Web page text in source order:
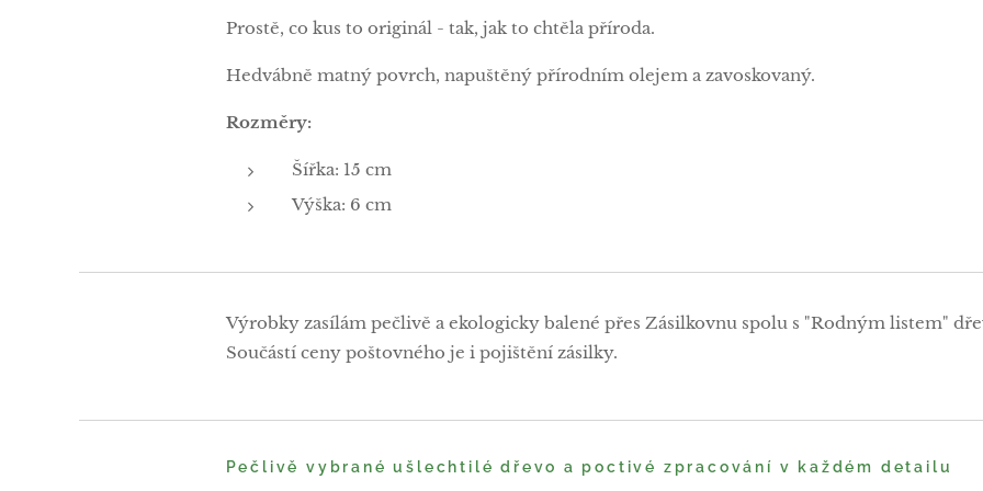
Prostě, co kus to originál - tak, jak to chtěla příroda.
Hedvábně matný povrch, napuštěný přírodním olejem a zavoskovaný.
Rozměry:
Šířka: 15 cm
Výška: 6 cm
Výrobky zasílám pečlivě a ekologicky balené přes Zásilkovnu spolu s "Rodným listem"
Součástí ceny poštovného je i pojištění zásilky.
Pečlivě vybrané ušlechtilé dřevo a poctivé zpracování v každém detailu